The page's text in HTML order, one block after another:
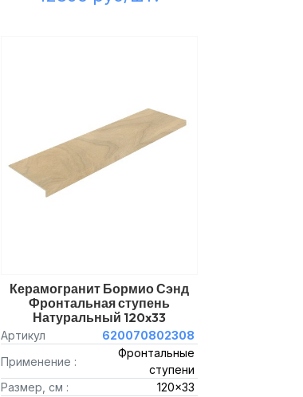
Керамогранит Бормио Сэнд
Фронтальная ступень
Натуральный 120x33
Артикул
620070802308
Применение :
Фронтальные
ступени
Размер, см :
120x33